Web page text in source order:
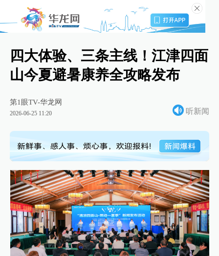
四大体验、三条主线！江津四面
山今夏避暑康养全攻略发布
第1眼TV-华龙网
2026-06-25 11:20 听新闻